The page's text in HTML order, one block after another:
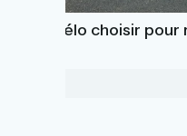
Quel vélo choisir